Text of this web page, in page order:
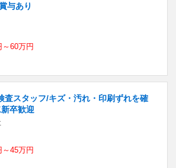
与あり
～60万円
査スタッフ/キズ・汚れ・印刷ずれを確
卒歓迎
～45万円